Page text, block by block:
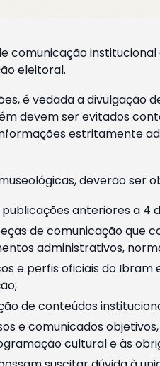
comunicação
eleitoral.
é vedada a divulgação
devem ser evitados
estritamente
deverão ser
anteriores a 4
de comunicação que
administrativos,
e perfis oficiais do Ibram
de conteúdos
e comunicados
cultural e às